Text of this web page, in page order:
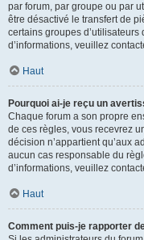
par forum, par groupe ou par
être désactivé le transfert de
certains groupes
d’informations, veuillez
Haut
Pourquoi ai-je reçu un
Chaque forum a son propre
de ces règles, vous recevrez
décision n’appartient qu’aux
aucun cas responsable du
d’informations, veuillez
Haut
Comment puis-je rapporter